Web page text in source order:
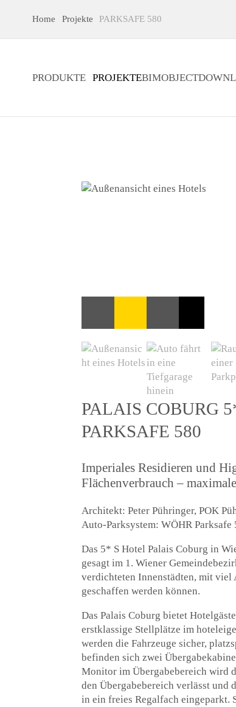
Home Projekte PARKSAFE 580
PRODUKTE PROJEKTEBIMOBJECT
PALAIS COBURG
PARKSAFE 580
Imperiales Residieren und
Flächenverbrauch –
Architekt: Peter Pühringer, POK
Auto-Parksystem: WÖHR Parksafe
Das 5* S Hotel Palais Coburg in
gesagt im 1. Wiener
verdichteten Innenstädten, mit viel
geschaffen werden können.
Das Palais Coburg bietet
erstklassige Stellplätze im
werden die Fahrzeuge sicher,
befinden sich zwei
Monitor im Übergabebereich wird
den Übergabebereich verlässt
in ein freies Regalfach eingeparkt.